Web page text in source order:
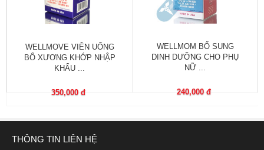
Sức
của
bé
Chuyên
tức
WELLMOVE VIÊN UỐNG
BỔ XƯƠNG KHỚP NHẬP
KHẨU ...
350,000 đ
WELLMOM BỔ SUNG
DINH DƯỠNG CHO PHỤ
NỮ ...
240,000 đ
THÔNG TIN LIÊN HỆ